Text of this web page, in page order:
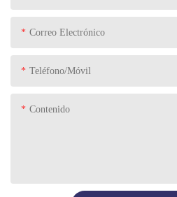
Correo Electrónico
Teléfono/Móvil
Contenido